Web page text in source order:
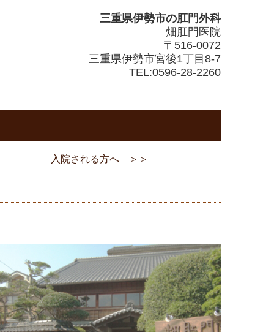
三重県伊勢市の肛門外科
畑肛門医院
〒516-0072
三重県伊勢市宮後1丁目8-7
TEL:0596-28-2260
入院される方へ ＞＞